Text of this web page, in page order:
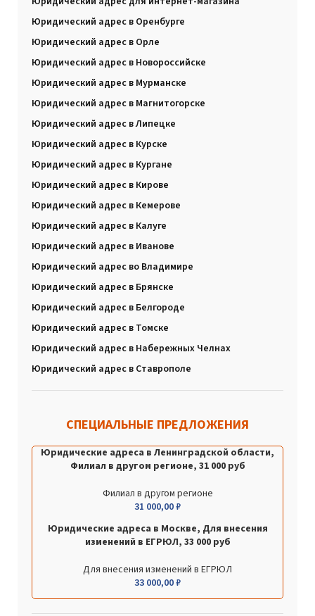
Юридический адрес в Оренбурге
Юридический адрес в Орле
Юридический адрес в Новороссийске
Юридический адрес в Мурманске
Юридический адрес в Магнитогорске
Юридический адрес в Липецке
Юридический адрес в Курске
Юридический адрес в Кургане
Юридический адрес в Кирове
Юридический адрес в Кемерове
Юридический адрес в Калуге
Юридический адрес в Иванове
Юридический адрес во Владимире
Юридический адрес в Брянске
Юридический адрес в Белгороде
Юридический адрес в Томске
Юридический адрес в Набережных Челнах
Юридический адрес в Ставрополе
СПЕЦИАЛЬНЫЕ ПРЕДЛОЖЕНИЯ
Юридические адреса в Ленинградской области,
Филиал в другом регионе, 31 000 руб
Филиал в другом регионе
31 000,00₽
Юридические адреса в Москве, Для внесения
изменений в ЕГРЮЛ, 33 000 руб
Для внесения изменений в ЕГРЮЛ
33 000,00₽